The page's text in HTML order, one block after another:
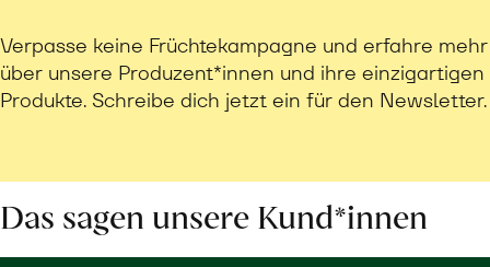
Verpasse keine Früchtekampagne und erfahre mehr
über unsere Produzent*innen und ihre einzigartigen
Produkte. Schreibe dich jetzt ein für den Newsletter.
Das sagen unsere Kund*innen